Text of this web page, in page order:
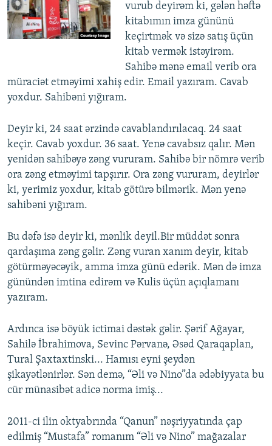
vurub deyirəm ki, gələn həftə
kitabımın imza gününü
keçirtmək və sizə satış üçün
kitab vermək istəyirəm.
Sahibə mənə email verib ora
müraciət etməyimi xahiş edir. Email yazıram. Cavab
yoxdur. Sahibəni yığıram.
Deyir ki, 24 saat ərzində cavablandırılacaq. 24 saat
keçir. Cavab yoxdur. 36 saat. Yenə cavabsız qalır. Mən
yenidən sahibəyə zəng vururam. Sahibə bir nömrə verib
ora zəng etməyimi tapşırır. Ora zəng vururam, deyirlər
ki, yerimiz yoxdur, kitab götürə bilmərik. Mən yenə
sahibəni yığıram.
Bu dəfə isə deyir ki, mənlik deyil.Bir müddət sonra
qardaşıma zəng gəlir. Zəng vuran xanım deyir, kitab
götürməyəcəyik, amma imza günü edərik. Mən də imza
günündən imtina edirəm və Kulis üçün açıqlamanı
yazıram.
Ardınca isə böyük ictimai dəstək gəlir. Şərif Ağayar,
Sahilə İbrahimova, Sevinc Pərvanə, Əsəd Qaraqaplan,
Tural Şaxtaxtinski... Hamısı eyni şeydən
şikayətlənirlər. Sən demə, “Əli və Nino”da ədəbiyyata bu
cür münasibət adicə norma imiş...
2011-ci ilin oktyabrında “Qanun” nəşriyyatında çap
edilmiş “Mustafa” romanım “Əli və Nino” mağazalar